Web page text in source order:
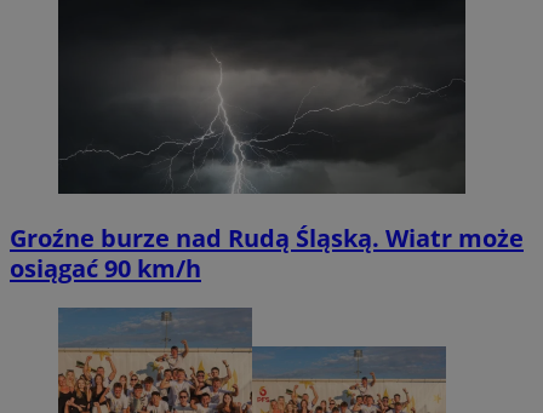
Groźne burze nad Rudą Śląską. Wiatr może
osiągać 90 km/h